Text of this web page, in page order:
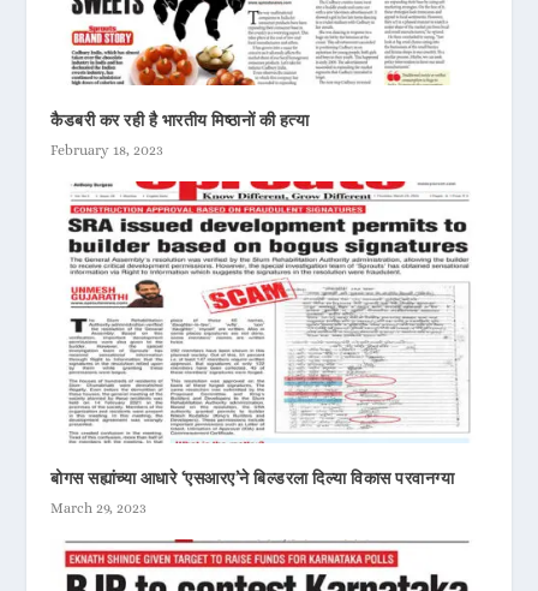
कैडबरी कर रही है भारतीय मिष्ठानों की हत्या
February 18, 2023
बोगस सह्यांच्या आधारे ‘एसआरए’ने बिल्डरला दिल्या विकास परवानग्या
March 29, 2023